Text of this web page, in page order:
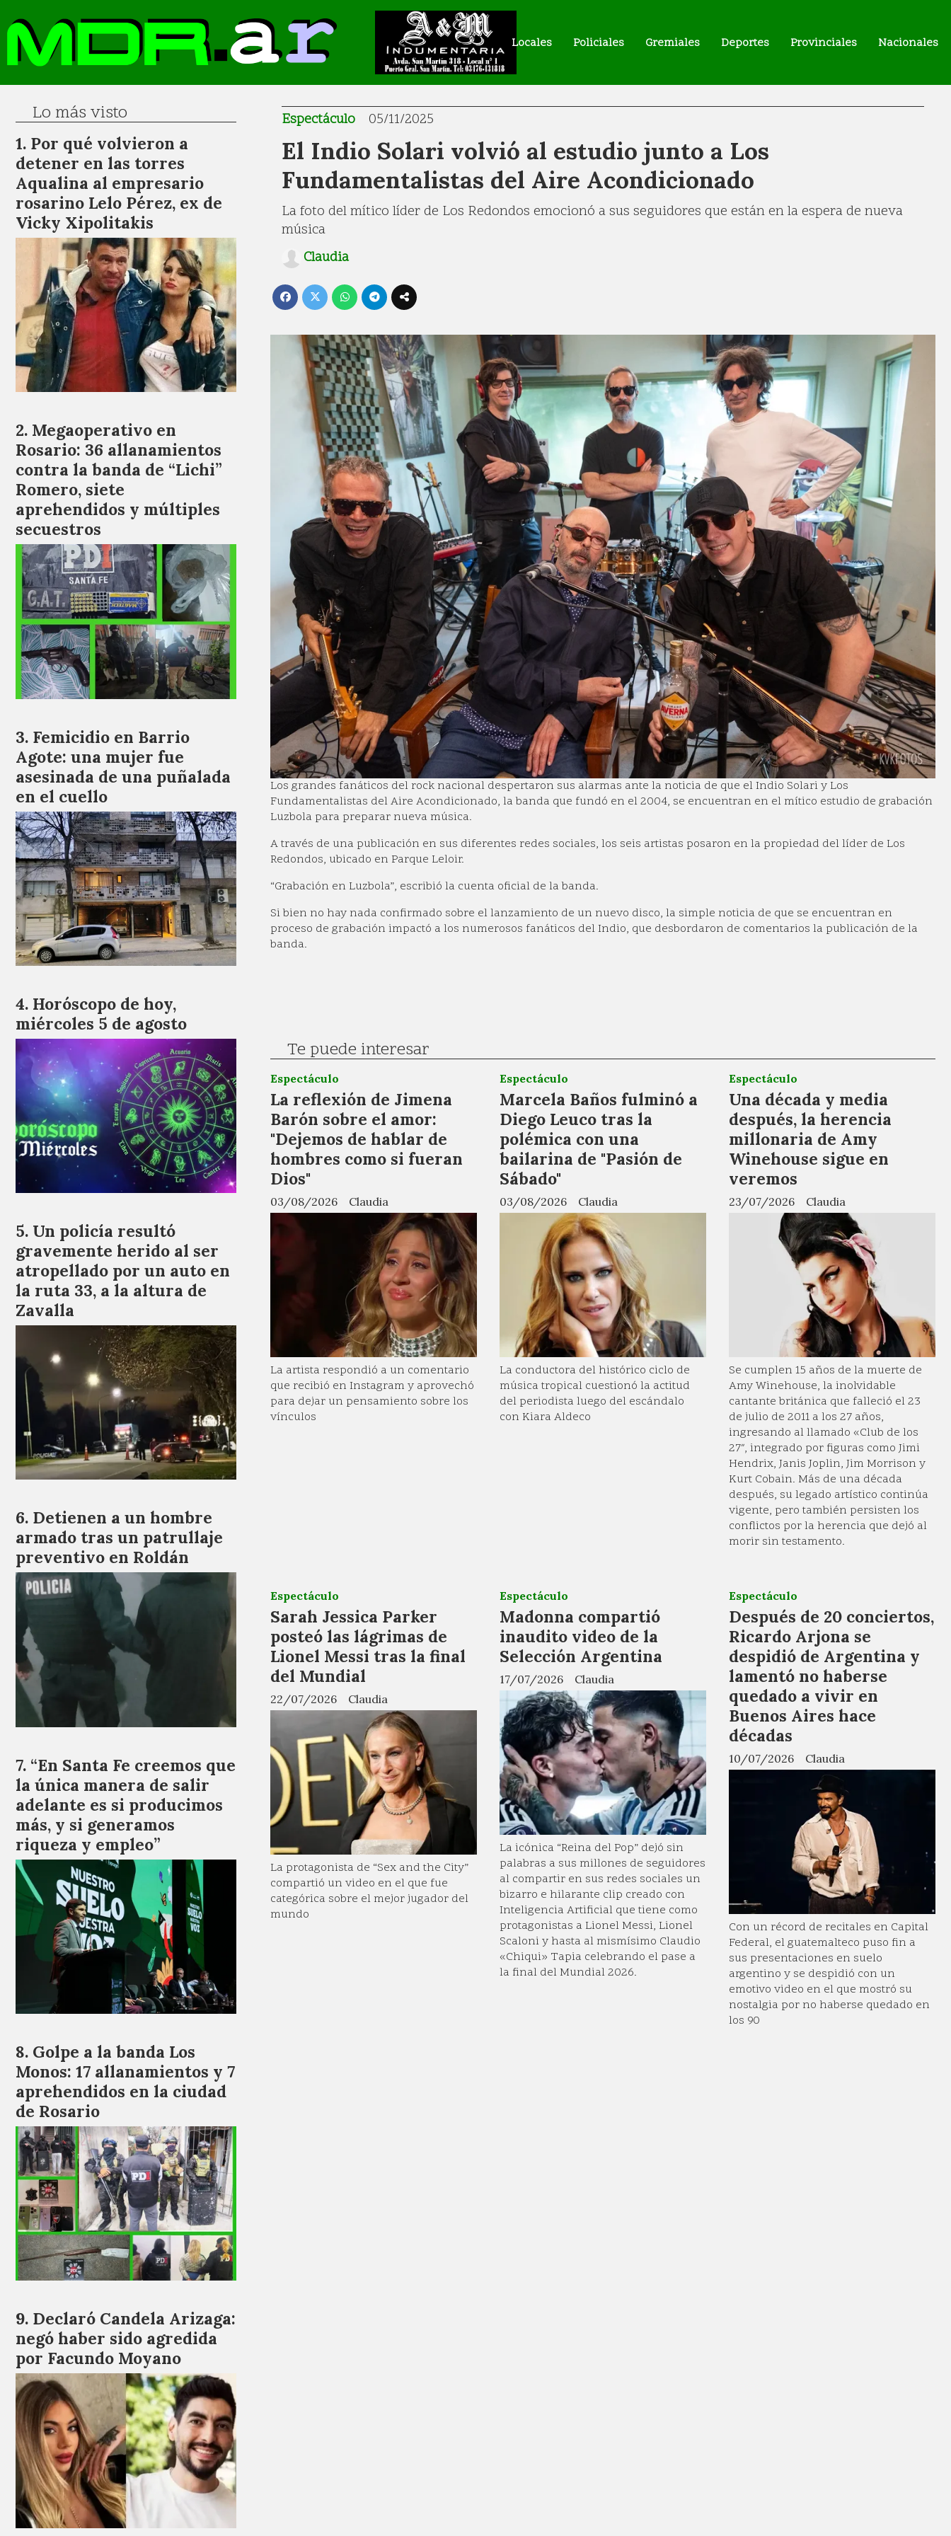
Locales Policiales Gremiales Deportes Provinciales Nacionales
El Indio Solari volvió al estudio junto a Los
Fundamentalistas del Aire Acondicionado
La foto del mítico líder de Los Redondos emocionó a sus seguidores que están en la espera de nueva
música
Espectáculo 05/11/2025
Claudia
Los grandes fanáticos del rock nacional despertaron sus alarmas ante la noticia de que el Indio Solari y Los
Fundamentalistas del Aire Acondicionado, la banda que fundó en el 2004, se encuentran en el mítico estudio de grabación
Luzbola para preparar nueva música.
A través de una publicación en sus diferentes redes sociales, los seis artistas posaron en la propiedad del líder de Los
Redondos, ubicado en Parque Leloir.
“Grabación en Luzbola”, escribió la cuenta oficial de la banda.
Si bien no hay nada confirmado sobre el lanzamiento de un nuevo disco, la simple noticia de que se encuentran en
proceso de grabación impactó a los numerosos fanáticos del Indio, que desbordaron de comentarios la publicación de la
banda.
Te puede interesar
La reflexión de Jimena
Barón sobre el amor:
"Dejemos de hablar de
hombres como si fueran
Dios"
Claudia
Espectáculo
03/08/2026
La artista respondió a un comentario
que recibió en Instagram y aprovechó
para dejar un pensamiento sobre los
vínculos
Marcela Baños fulminó a
Diego Leuco tras la
polémica con una
bailarina de "Pasión de
Sábado"
Claudia
Espectáculo
03/08/2026
La conductora del histórico ciclo de
música tropical cuestionó la actitud
del periodista luego del escándalo
con Kiara Aldeco
Una década y media
después, la herencia
millonaria de Amy
Winehouse sigue en
veremos
Claudia
Espectáculo
23/07/2026
Se cumplen 15 años de la muerte de
Amy Winehouse, la inolvidable
cantante británica que falleció el 23
de julio de 2011 a los 27 años,
ingresando al llamado «Club de los
27″, integrado por figuras como Jimi
Hendrix, Janis Joplin, Jim Morrison y
Kurt Cobain. Más de una década
después, su legado artístico continúa
vigente, pero también persisten los
conflictos por la herencia que dejó al
morir sin testamento.
Sarah Jessica Parker
posteó las lágrimas de
Lionel Messi tras la final
del Mundial
Claudia
Espectáculo
22/07/2026
La protagonista de “Sex and the City”
compartió un video en el que fue
categórica sobre el mejor jugador del
mundo
Madonna compartió
inaudito video de la
Selección Argentina
Claudia
Espectáculo
17/07/2026
La icónica “Reina del Pop” dejó sin
palabras a sus millones de seguidores
al compartir en sus redes sociales un
bizarro e hilarante clip creado con
Inteligencia Artificial que tiene como
protagonistas a Lionel Messi, Lionel
Scaloni y hasta al mismísimo Claudio
«Chiqui» Tapia celebrando el pase a
la final del Mundial 2026.
Después de 20 conciertos,
Ricardo Arjona se
despidió de Argentina y
lamentó no haberse
quedado a vivir en
Buenos Aires hace
décadas
Claudia
Espectáculo
10/07/2026
Con un récord de recitales en Capital
Federal, el guatemalteco puso fin a
sus presentaciones en suelo
argentino y se despidió con un
emotivo video en el que mostró su
nostalgia por no haberse quedado en
los 90
Lo más visto
Por qué volvieron a
detener en las torres
Aqualina al empresario
rosarino Lelo Pérez, ex de
Vicky Xipolitakis
Megaoperativo en
Rosario: 36 allanamientos
contra la banda de “Lichi”
Romero, siete
aprehendidos y múltiples
secuestros
Femicidio en Barrio
Agote: una mujer fue
asesinada de una puñalada
en el cuello
Horóscopo de hoy,
miércoles 5 de agosto
Un policía resultó
gravemente herido al ser
atropellado por un auto en
la ruta 33, a la altura de
Zavalla
Detienen a un hombre
armado tras un patrullaje
preventivo en Roldán
“En Santa Fe creemos que
la única manera de salir
adelante es si producimos
más, y si generamos
riqueza y empleo”
Golpe a la banda Los
Monos: 17 allanamientos y 7
aprehendidos en la ciudad
de Rosario
Declaró Candela Arizaga:
negó haber sido agredida
por Facundo Moyano